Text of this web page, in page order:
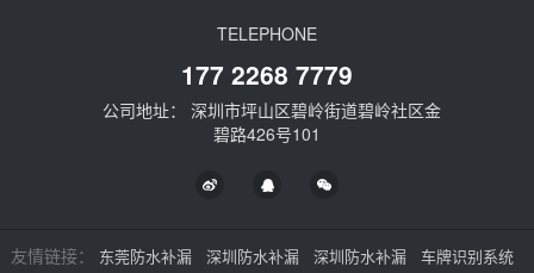
TELEPHONE
177 2268 7779
公司地址： 深圳市坪山区碧岭街道碧岭社区金
碧路426号101
友情链接： 东莞防水补漏 深圳防水补漏 深圳防水补漏 车牌识别系统